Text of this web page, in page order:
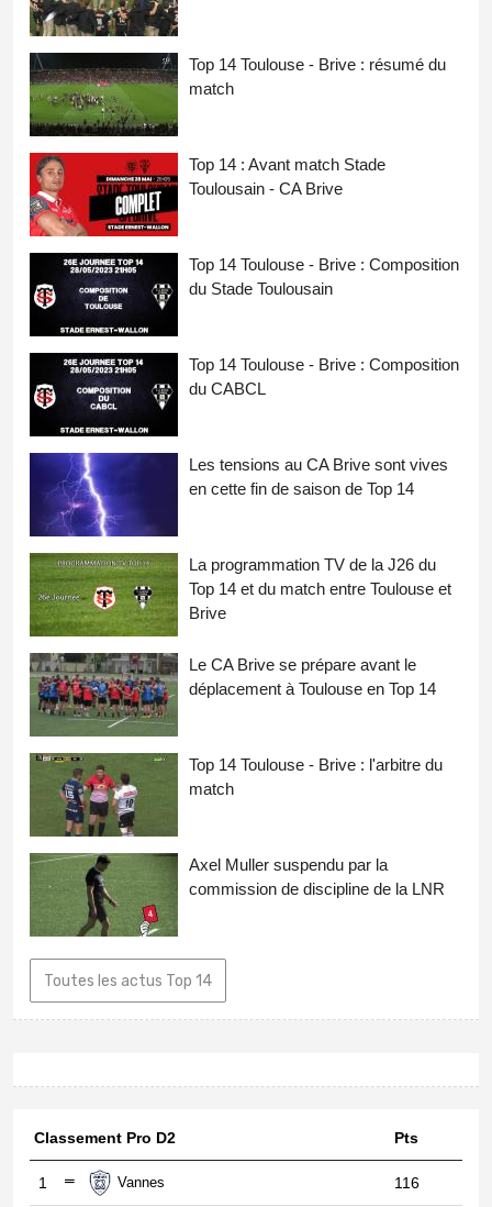
Top 14 Toulouse - Brive : résumé du
match
Top 14 : Avant match Stade
Toulousain - CA Brive
Top 14 Toulouse - Brive : Composition
du Stade Toulousain
Top 14 Toulouse - Brive : Composition
du CABCL
Les tensions au CA Brive sont vives
en cette fin de saison de Top 14
La programmation TV de la J26 du
Top 14 et du match entre Toulouse et
Brive
Le CA Brive se prépare avant le
déplacement à Toulouse en Top 14
Top 14 Toulouse - Brive : l'arbitre du
match
Axel Muller suspendu par la
commission de discipline de la LNR
Toutes les actus Top 14
Classement Pro D2 Pts
1 Vannes 116